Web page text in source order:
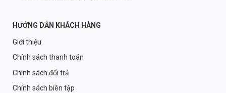
HƯỚNG DẪN KHÁCH HÀNG
Giới thiệu
Chính sách thanh toán
Chính sách đổi trả
Chính sách biên tập